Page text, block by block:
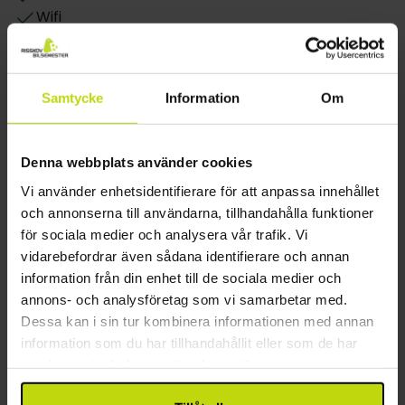
Samtycke Information Om
Denna webbplats använder cookies
Vi använder enhetsidentifierare för att anpassa innehållet
och annonserna till användarna, tillhandahålla funktioner
för sociala medier och analysera vår trafik. Vi
vidarebefordrar även sådana identifierare och annan
information från din enhet till de sociala medier och
annons- och analysföretag som vi samarbetar med.
Dessa kan i sin tur kombinera informationen med annan
information som du har tillhandahållit eller som de har
Hotellet har 209 rum med fokus på bekvämlighet
och funktionalitet. Välj mellan boende i enkelrum,
dubbelrum eller dubbelrum med en extrabädd.
Samtliga rum är utrustade med eget badrum och
Wifi
Internet i receptionen
Hiss
Byggår: 1914
Renoverat: 2010
Laddningsplats för elbil
Restaurang
Endast frukostrestaurang
Möjlighet till glutenfri kost
Rum
Endast slutstädning inkluderad
Allergivänliga rum finns